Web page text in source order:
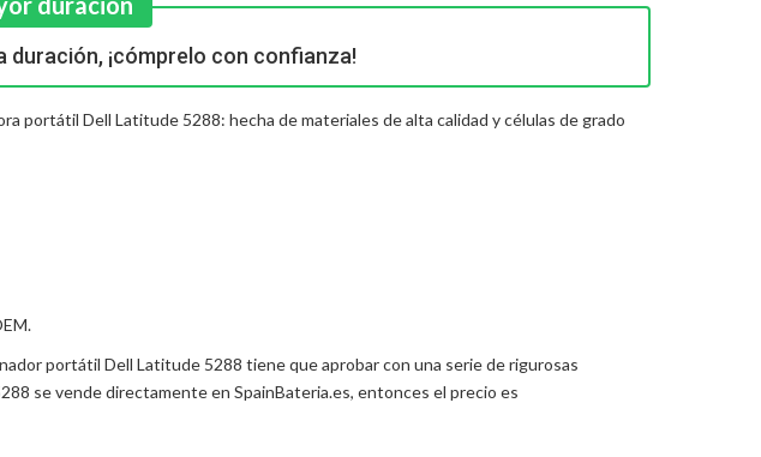
duración, ¡cómprelo con confianza!
portátil Dell Latitude 5288: hecha de materiales de alta calidad y células de grado
portátil Dell Latitude 5288 tiene que aprobar con una serie de rigurosas
se vende directamente en SpainBateria.es, entonces el precio es